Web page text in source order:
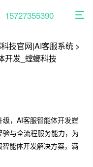
15727355390
技官网|AI客服系统 >
开发_螳螂科技
，AI客服智能体开发螳
与全流程服务能力，为
能体开发解决方案，满